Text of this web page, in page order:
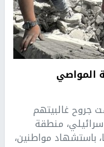
المواصي
جروح غالبيتهم
منطقة
باستشهاد مواطنين،